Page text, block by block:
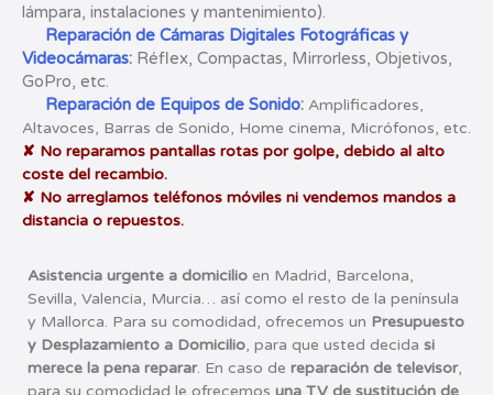
lámpara, instalaciones y mantenimiento).
Reparación de Cámaras Digitales Fotográficas y
Videocámaras: Réflex, Compactas, Mirrorless, Objetivos,
GoPro, etc.
Reparación de Equipos de Sonido:Amplificadores,
Altavoces, Barras de Sonido, Home cinema, Micrófonos, etc.
✘ No reparamos pantallas rotas por golpe, debido al alto
coste del recambio.
✘ No arreglamos teléfonos móviles ni vendemos mandos a
distancia o repuestos.
Asistencia urgente a domicilio en Madrid, Barcelona,
Sevilla, Valencia, Murcia… así como el resto de la península
y Mallorca. Para su comodidad, ofrecemos un Presupuesto
y Desplazamiento a Domicilio, para que usted decida si
merece la pena reparar. En caso de reparación de televisor,
para su comodidad le ofrecemos una TV de sustitución de